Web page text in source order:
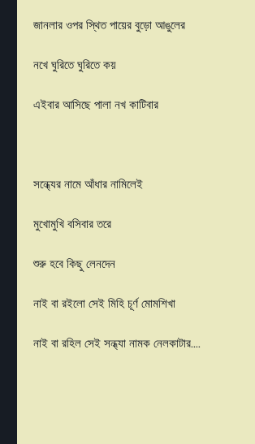
জানলার ওপর স্থিত পায়ের বুড়ো আঙুলের
নখে ঘুরিতে ঘুরিতে কয়
এইবার আসিছে পালা নখ কাটিবার
সন্ধ্যের নামে আঁধার নামিলেই
মুখোমুখি বসিবার তরে
শুরু হবে কিছু লেনদেন
নাই বা রইলো সেই মিহি চূর্ণ মোমশিখা
নাই বা রহিল সেই সন্ধ্যা নামক নেলকাটার….